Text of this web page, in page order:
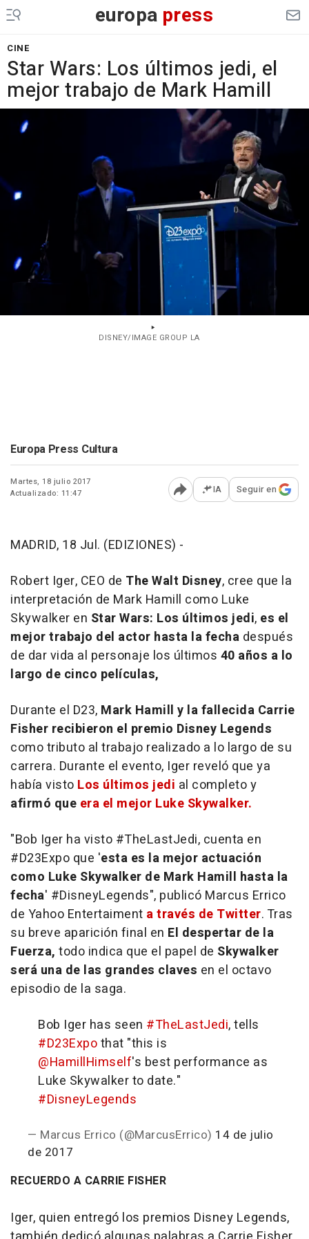
europa press
CINE
Star Wars: Los últimos jedi, el
mejor trabajo de Mark Hamill
DISNEY/IMAGE GROUP LA
Europa Press Cultura
Martes, 18 julio 2017
Actualizado: 11:47
Abrir opciones para
IA Seguir en
MADRID, 18 Jul. (EDIZIONES) -
Robert Iger, CEO de The Walt Disney, cree que la
interpretación de Mark Hamill como Luke
Skywalker en Star Wars: Los últimos jedi, es el
mejor trabajo del actor hasta la fecha después
de dar vida al personaje los últimos 40 años a lo
largo de cinco películas,
Durante el D23, Mark Hamill y la fallecida Carrie
Fisher recibieron el premio Disney Legends
como tributo al trabajo realizado a lo largo de su
carrera. Durante el evento, Iger reveló que ya
había visto Los últimos jedi al completo y
afirmó que era el mejor Luke Skywalker.
"Bob Iger ha visto #TheLastJedi, cuenta en
#D23Expo que 'esta es la mejor actuación
como Luke Skywalker de Mark Hamill hasta la
fecha' #DisneyLegends", publicó Marcus Errico
de Yahoo Entertaiment a través de Twitter. Tras
su breve aparición final en El despertar de la
Fuerza, todo indica que el papel de Skywalker
será una de las grandes claves en el octavo
episodio de la saga.
Bob Iger has seen #TheLastJedi, tells
#D23Expothat "this is
@HamillHimself's best performance as
Luke Skywalker to date."
#DisneyLegends
— Marcus Errico (@MarcusErrico) 14 de julio
de 2017
RECUERDO A CARRIE FISHER
Iger, quien entregó los premios Disney Legends,